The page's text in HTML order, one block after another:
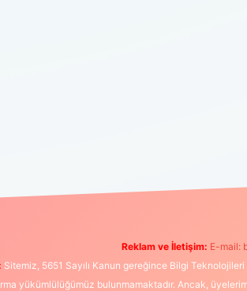
Reklam ve İletişim: E-mail:
Sitemiz, 5651 Sayılı Kanun gereğince Bilgi
yükümlülüğümüz bulunmamaktadır. Ancak,